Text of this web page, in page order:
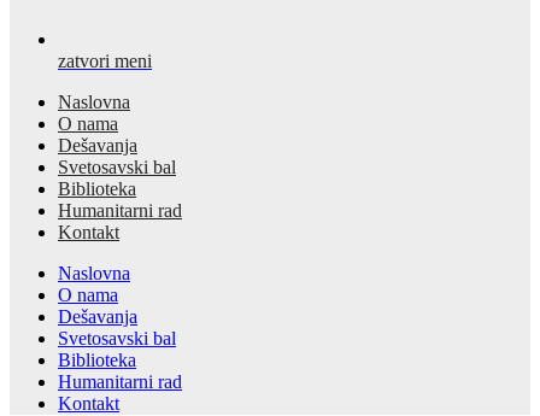
zatvori meni
Naslovna
O nama
Dešavanja
Svetosavski bal
Biblioteka
Humanitarni rad
Kontakt
Naslovna
O nama
Dešavanja
Svetosavski bal
Biblioteka
Humanitarni rad
Kontakt